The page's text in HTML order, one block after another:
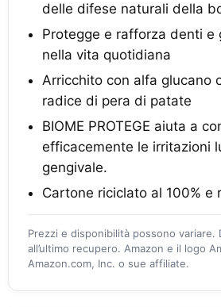
delle difese naturali della
Protegge e rafforza denti e
nella vita quotidiana
Arricchito con alfa glucano
radice di pera di patate
BIOME PROTEGE aiuta a
efficacemente le irritazioni
gengivale.
Cartone riciclato al 100% e
Prezzi e disponibilità possono variare.
all’ultimo recupero. Amazon e il logo
Amazon.com, Inc. o sue affiliate.